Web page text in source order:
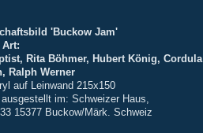
'Buckow Jam'
Art:
Rita Böhmer, Hubert König, Cordula
Ralph Werner
auf Leinwand 215x150
im: Schweizer Haus,
15377 Buckow/Märk. Schweiz